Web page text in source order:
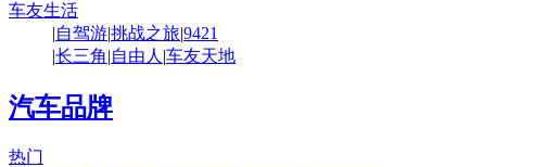
车友生活
|自驾游|挑战之旅|9421
|长三角|自由人 |车友天地
汽车品牌
热门